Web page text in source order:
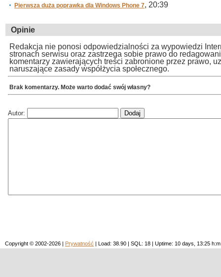
Pierwsza duża poprawka dla Windows Phone 7, 20:39
Opinie
Redakcja nie ponosi odpowiedzialności za wypowiedzi
stronach serwisu oraz zastrzega sobie prawo do
komentarzy zawierających treści zabronione przez prawo,
naruszające zasady współżycia społecznego.
Brak komentarzy. Może warto dodać swój własny?
Autor:
Copyright © 2002-2026 | Prywatność | Load: 38.90 | SQL: 18 | Uptime: 10 days, 13:25